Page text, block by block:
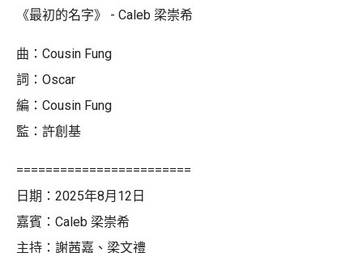
《最初的名字》 - Caleb 梁崇希
曲：Cousin Fung
詞：Oscar
編：Cousin Fung
監：許創基
========================
日期：2025年8月12日
嘉賓：Caleb 梁崇希
主持：謝茜嘉、梁文禮